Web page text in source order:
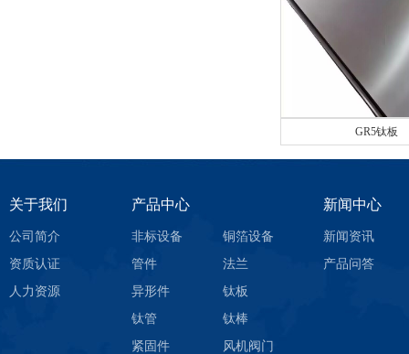
GR5钛板
关于我们
公司简介
资质认证
人力资源
产品中心
非标设备
铜箔设备
管件
法兰
异形件
钛板
钛管
钛棒
紧固件
风机阀门
新闻中心
新闻资讯
产品问答